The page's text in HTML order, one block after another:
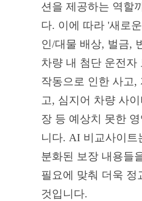
션을 제공하는 역할
다. 이에 따라 '새로
인/대물 배상, 벌금,
차량 내 첨단 운전자
작동으로 인한 사고,
고, 심지어 차량 사
장 등 예상치 못한
니다. AI 비교사이트
분화된 보장 내용들
필요에 맞춰 더욱 정
것입니다.